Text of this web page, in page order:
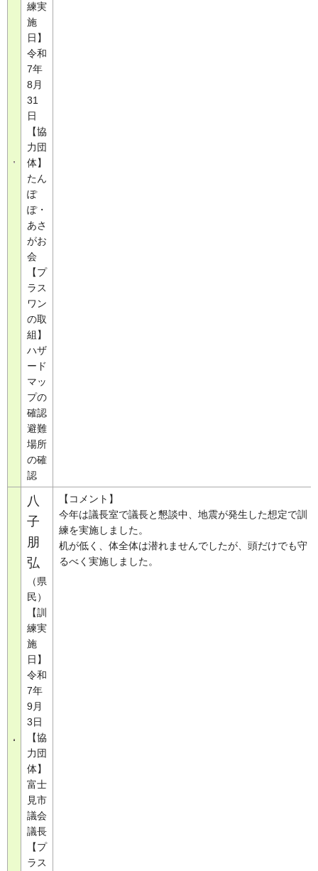
練実
施
日】
令和
7年
8月
31
日
【協
力団
体】
たん
ぽ
ぽ・
あさ
がお
会
【プ
ラス
ワン
の取
組】
ハザ
ード
マッ
プの
確認
避難
場所
の確
認
八
子
朋
弘
（県
民）
【訓
練実
施
日】
令和
7年
9月
3日
【協
力団
体】
富士
見市
議会
議長
【プ
ラス
【コメント】
今年は議長室で議長と懇談中、地震が発生した想定で訓
練を実施しました。
机が低く、体全体は潜れませんでしたが、頭だけでも守
るべく実施しました。